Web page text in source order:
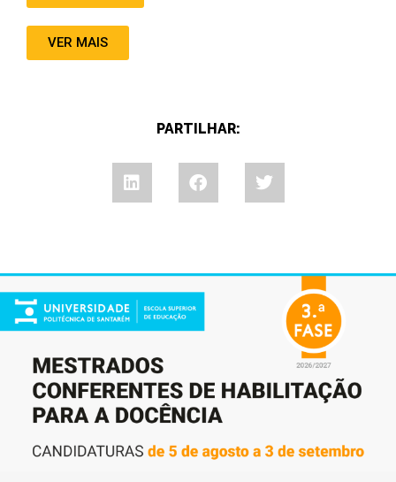
VER MAIS
PARTILHAR: